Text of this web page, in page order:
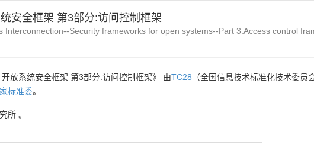
安全框架 第3部分:访问控制框架
Interconnection--Security frameworks for open systems--Part 3:Access control
放系统安全框架 第3部分:访问控制框架》 由TC28 （全国信息技术标准化技术委员
标准委。
所 。